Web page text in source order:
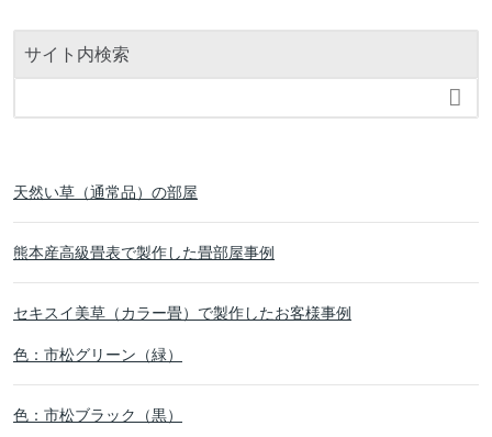
サイト内検索

天然い草（通常品）の部屋
熊本産高級畳表で製作した畳部屋事例
セキスイ美草（カラー畳）で製作したお客様事例
色：市松グリーン（緑）
色：市松ブラック（黒）